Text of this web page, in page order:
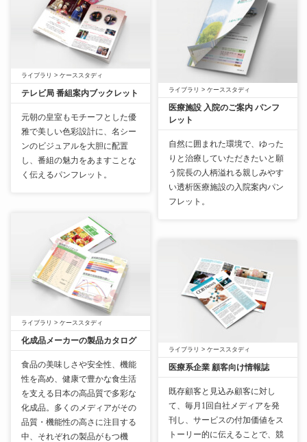
ライブラリ > ケーススタディ
テレビ局 番組案内ブックレット
元朝の皇室もモチーフとした優
雅で美しい色彩設計に、名シー
ンのビジュアルを大胆に配置
し、番組の魅力をあますことな
く伝えるパンフレット。
ライブラリ > ケーススタディ
医療施設 入院のご案内 パンフ
レット
自然に囲まれた環境で、ゆった
りと治療していただきたいと願
う院長の人柄溢れる親しみやす
い透析医療施設の入院案内パン
フレット。
ライブラリ > ケーススタディ
化成品メーカーの製品カタログ
食品の美味しさや安全性、機能
性を高め、健康で豊かな食生活
を支える日本の高品質で多彩な
化成品。多くのメディアがその
品質・機能性の高さに注目する
中、それぞれの製品がもつ機
ライブラリ > ケーススタディ
医療系企業 顧客向け情報誌
既存顧客と見込み顧客に対し
て、毎月1回自社メディアを発
刊し、サービスの付加価値をス
トーリー的に伝えることで、競